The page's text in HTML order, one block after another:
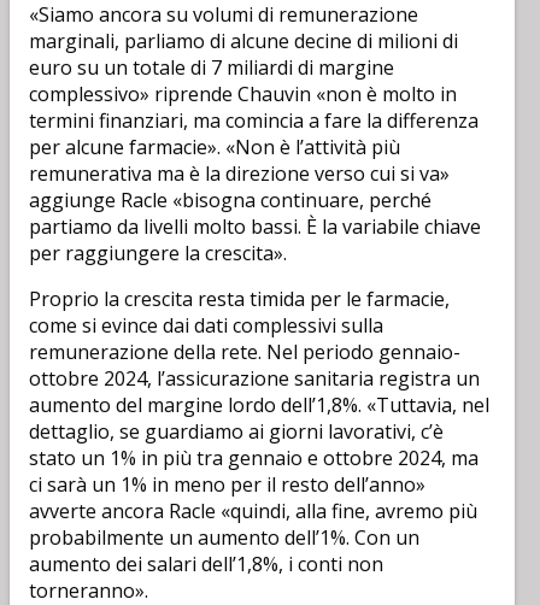
«Siamo ancora su volumi di remunerazione
marginali, parliamo di alcune decine di milioni di
euro su un totale di 7 miliardi di margine
complessivo» riprende Chauvin «non è molto in
termini finanziari, ma comincia a fare la differenza
per alcune farmacie». «Non è l’attività più
remunerativa ma è la direzione verso cui si va»
aggiunge Racle «bisogna continuare, perché
partiamo da livelli molto bassi. È la variabile chiave
per raggiungere la crescita».
Proprio la crescita resta timida per le farmacie,
come si evince dai dati complessivi sulla
remunerazione della rete. Nel periodo gennaio-
ottobre 2024, l’assicurazione sanitaria registra un
aumento del margine lordo dell’1,8%. «Tuttavia, nel
dettaglio, se guardiamo ai giorni lavorativi, c’è
stato un 1% in più tra gennaio e ottobre 2024, ma
ci sarà un 1% in meno per il resto dell’anno»
avverte ancora Racle «quindi, alla fine, avremo più
probabilmente un aumento dell’1%. Con un
aumento dei salari dell’1,8%, i conti non
torneranno».